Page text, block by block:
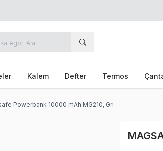
Kalem Defter Termos
Powerbank 10000 mAh MG210, Gri